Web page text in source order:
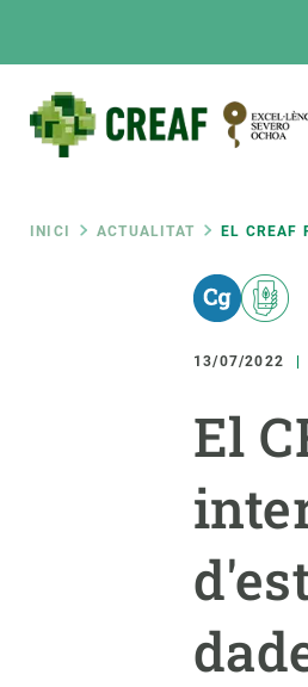
Fil
d'ariadna
INICI ACTUALITAT EL CREAF
13/07/2022
El
Featured
menu
SOBRE NOSALTRES
Organització institucional
Infraestructures
Oficina de premsa